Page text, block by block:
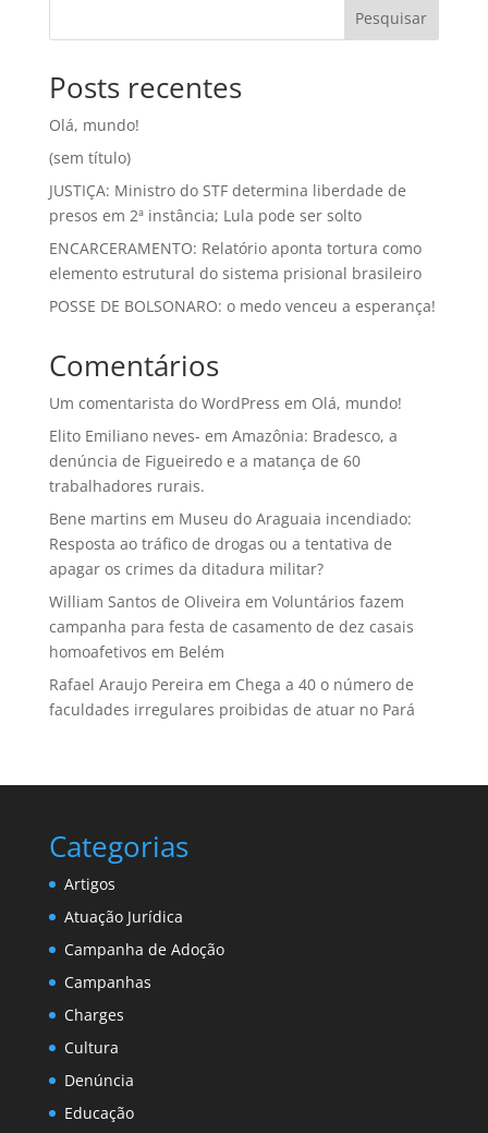
Pesquisar
Posts recentes
Olá, mundo!
(sem título)
JUSTIÇA: Ministro do STF determina liberdade de
presos em 2ª instância; Lula pode ser solto
ENCARCERAMENTO: Relatório aponta tortura como
elemento estrutural do sistema prisional brasileiro
POSSE DE BOLSONARO: o medo venceu a esperança!
Comentários
Um comentarista do WordPress em Olá, mundo!
Elito Emiliano neves- em Amazônia: Bradesco, a
denúncia de Figueiredo e a matança de 60
trabalhadores rurais.
Bene martins em Museu do Araguaia incendiado:
Resposta ao tráfico de drogas ou a tentativa de
apagar os crimes da ditadura militar?
William Santos de Oliveira em Voluntários fazem
campanha para festa de casamento de dez casais
homoafetivos em Belém
Rafael Araujo Pereira em Chega a 40 o número de
faculdades irregulares proibidas de atuar no Pará
Categorias
Artigos
Atuação Jurídica
Campanha de Adoção
Campanhas
Charges
Cultura
Denúncia
Educação